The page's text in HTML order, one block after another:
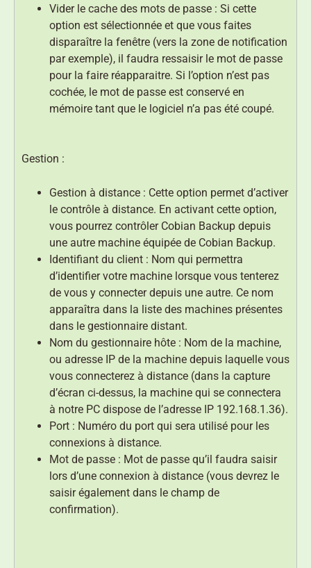
Vider le cache des mots de passe : Si cette
option est sélectionnée et que vous faites
disparaître la fenêtre (vers la zone de notification
par exemple), il faudra ressaisir le mot de passe
pour la faire réapparaitre. Si l’option n’est pas
cochée, le mot de passe est conservé en
mémoire tant que le logiciel n’a pas été coupé.
Gestion :
Gestion à distance : Cette option permet d’activer
le contrôle à distance. En activant cette option,
vous pourrez contrôler Cobian Backup depuis
une autre machine équipée de Cobian Backup.
Identifiant du client : Nom qui permettra
d’identifier votre machine lorsque vous tenterez
de vous y connecter depuis une autre. Ce nom
apparaîtra dans la liste des machines présentes
dans le gestionnaire distant.
Nom du gestionnaire hôte : Nom de la machine,
ou adresse IP de la machine depuis laquelle vous
vous connecterez à distance (dans la capture
d’écran ci-dessus, la machine qui se connectera
à notre PC dispose de l’adresse IP 192.168.1.36).
Port : Numéro du port qui sera utilisé pour les
connexions à distance.
Mot de passe : Mot de passe qu’il faudra saisir
lors d’une connexion à distance (vous devrez le
saisir également dans le champ de
confirmation).